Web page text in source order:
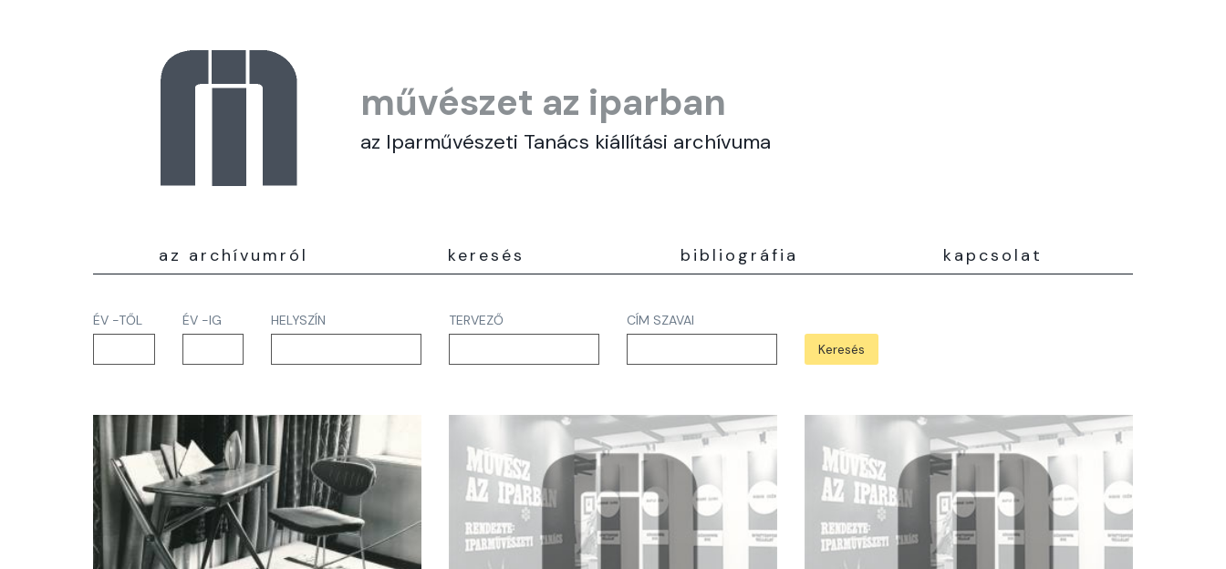
művészet az iparban
az Iparművészeti Tanács kiállítási archívuma
az archívumról keresés bibliográfia kapcsolat
ÉV -TŐL ÉV -IG HELYSZÍN TERVEZŐ
CÍM SZAVAI
Keresés